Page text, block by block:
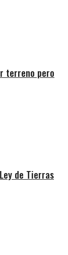
terreno pero
de Tierras